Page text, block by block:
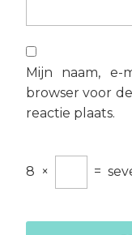
Mijn naam, e-
browser voor
reactie plaats.
8 × =